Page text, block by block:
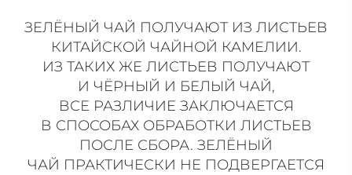
ЗЕЛЁНЫЙ ЧАЙ ПОЛУЧАЮТ ИЗ ЛИСТЬЕВ
КИТАЙСКОЙ ЧАЙНОЙ КАМЕЛИИ.
ИЗ ТАКИХ ЖЕ ЛИСТЬЕВ ПОЛУЧАЮТ
И ЧЁРНЫЙ И БЕЛЫЙ ЧАЙ,
ВСЕ РАЗЛИЧИЕ ЗАКЛЮЧАЕТСЯ
В СПОСОБАХ ОБРАБОТКИ ЛИСТЬЕВ
ПОСЛЕ СБОРА. ЗЕЛЁНЫЙ
ЧАЙ ПРАКТИЧЕСКИ НЕ ПОДВЕРГАЕТСЯ